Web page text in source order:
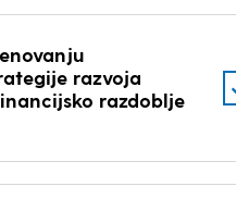
razvoja
razdoblje